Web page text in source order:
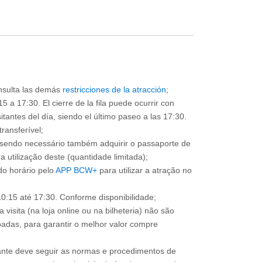
las demás restricciones de la atracción;
a 17:30. El cierre de la fila puede ocurrir con
del día, siendo el último paseo a las 17:30.
necessário também adquirir o passaporte de
utilização deste (quantidade limitada);
horário peloAPP BCW+ para utilizar a atração no
até 17:30. Conforme disponibilidade;
visita (na loja online ou na bilheteria) não são
para garantir o melhor valor compre
deve seguir as normas e procedimentos de